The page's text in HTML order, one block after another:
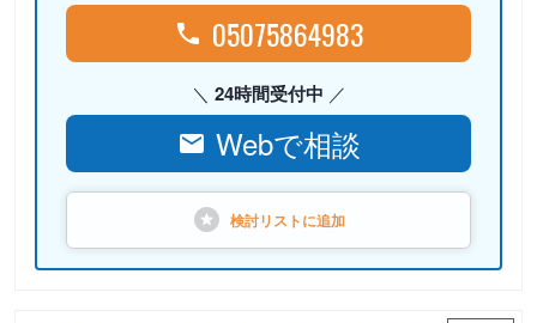
05075864983
24時間受付中
Webで相談
検討リストに追加